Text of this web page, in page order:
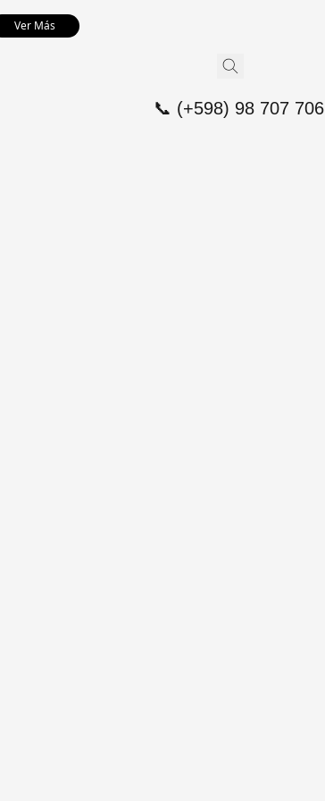
Ver Más
📞 (+598) 98 707 706